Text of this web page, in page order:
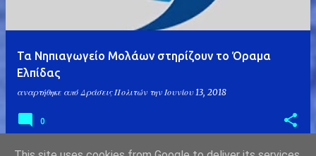
Τα Νηπιαγωγείο Μολάων στηρίζουν το Όραμα
Ελπίδας
αναρτήθηκε από Δράσεις Πολιτών την Ιουνίου 13, 2018
0